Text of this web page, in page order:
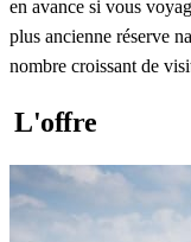
en avance si vous
plus ancienne réserve
nombre croissant de
L'offre